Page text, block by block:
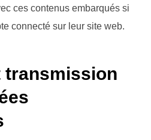
ces contenus embarqués si
connecté sur leur site web.
transmission